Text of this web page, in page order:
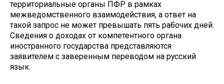
территориальные органы ПФР в рамках
межведомственного взаимодействия, а ответ на
такой запрос не может превышать пять рабочих дней.
Сведения о доходах от компетентного органа
иностранного государства представляются
заявителем с заверенным переводом на русский
язык.